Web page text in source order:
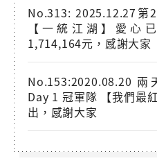
No.313: 2025.12.27第
【一統江湖】愛心
1,714,164元，感謝大家
No.153:2020.08.20
Day 1 冠軍隊 【我們最
出，感謝大家